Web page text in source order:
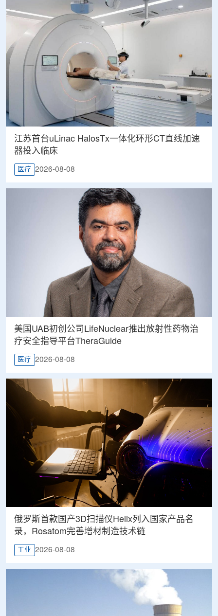
江苏首台uLinac HalosTx一体化环形CT直线加速
器投入临床
医疗 2026-08-08
美国UAB初创公司LifeNuclear推出放射性药物治
疗安全指导平台TheraGuide
医疗 2026-08-08
俄罗斯首款国产3D扫描仪Helix列入国家产品名
录，Rosatom完善增材制造技术链
工业 2026-08-08